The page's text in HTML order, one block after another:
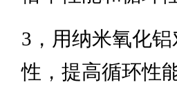
3，用纳米氧化
性，提高循环性